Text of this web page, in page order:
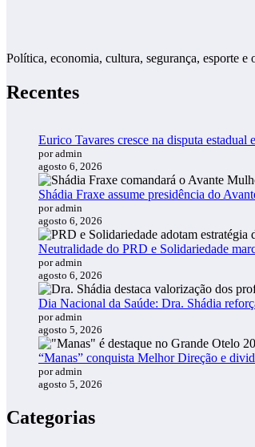
Política, economia, cultura, segurança, esporte
Recentes
Eurico Tavares cresce na disputa estadual
por admin
agosto 6, 2026
Shádia Fraxe assume presidência do
por admin
agosto 6, 2026
Neutralidade do PRD e Solidariedade
por admin
agosto 6, 2026
Dia Nacional da Saúde: Dra. Shádia
por admin
agosto 5, 2026
“Manas” conquista Melhor Direção e
por admin
agosto 5, 2026
Categorias